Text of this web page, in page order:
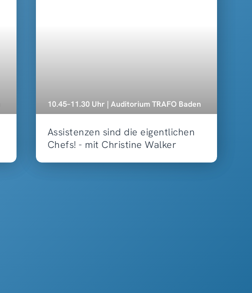
10.45–11.30 Uhr | Auditorium TRAFO Baden
Assistenzen sind die eigentlichen
Chefs! - mit Christine Walker